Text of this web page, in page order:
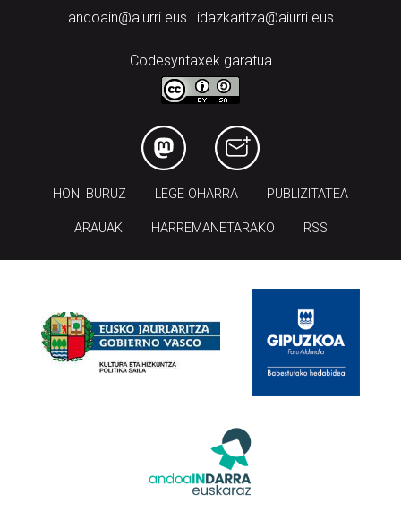
andoain@aiurri.eus | idazkaritza@aiurri.eus
Codesyntaxek garatua
HONI BURUZ LEGE OHARRA PUBLIZITATEA
ARAUAK HARREMANETARAKO RSS